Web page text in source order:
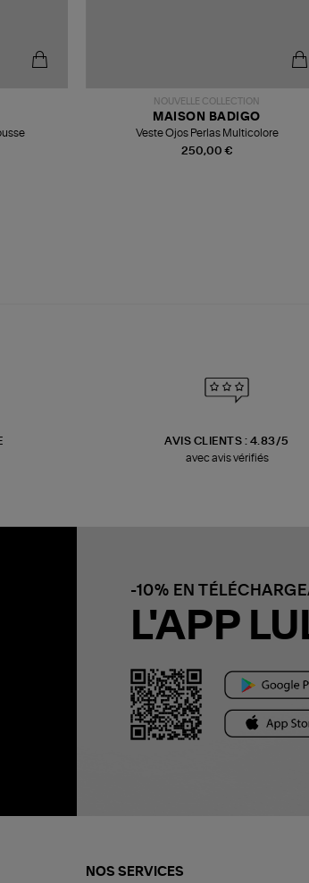
NOUVELLE COLLECTION
250,00 €
MAISON BADIGO
Veste Ojos Perlas Multicolore
AVIS CLIENTS : 4.83/5
avec avis vérifiés
-10% EN
L'APP
NOS SERVICES